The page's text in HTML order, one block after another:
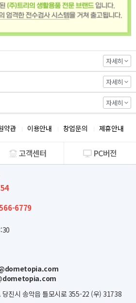
자세히
자세히
자세히
약관 이용안내 창업문의 제휴안내
회사소개
고객센터 PC버전
6779
당진시 송악읍 틀모시로 355-22 (우) 31738